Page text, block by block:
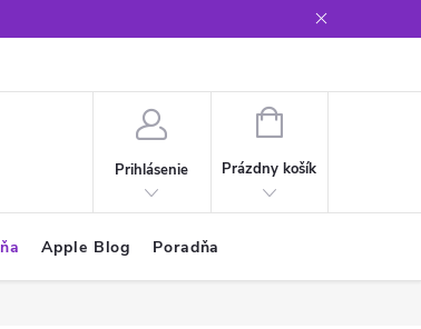
Prihlásenie
NÁKUPNÝ
Prázdny košík
Apple Blog Poradňa